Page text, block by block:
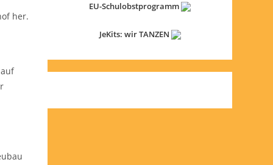
her.
EU-Schulobstprogramm
JeKits: wir TANZEN